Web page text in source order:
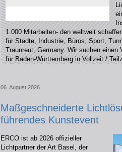
1.000 Mitarbeiten- den weltweit
für Städte, Industrie, Büros, Sport,
Traunreut, Germany. Wir suchen einen
für Baden-Württemberg in Vollzeit /
06. August 2026
Maßgeschneiderte
führendes Kunstevent
ERCO ist ab 2026 offizieller
Lichtpartner der Art Basel, der